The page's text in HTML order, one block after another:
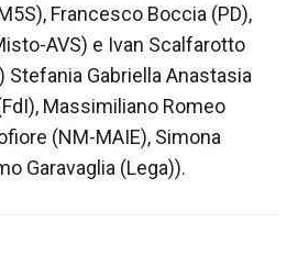
Francesco Boccia (PD),
AVS) e Ivan Scalfarotto
Stefania Gabriella Anastasia
FdI), Massimiliano Romeo
(NM-MAIE), Simona
Garavaglia (Lega)).